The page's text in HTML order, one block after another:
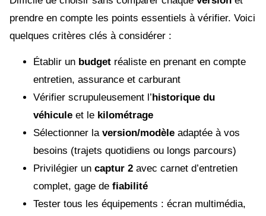
prendre en compte les points essentiels à vérifier. Voici
quelques critères clés à considérer :
Établir un budget réaliste en prenant en compte
entretien, assurance et carburant
Vérifier scrupuleusement l’historique du
véhicule et le kilométrage
Sélectionner la version/modèle adaptée à vos
besoins (trajets quotidiens ou longs parcours)
Privilégier un captur 2 avec carnet d’entretien
complet, gage de fiabilité
Tester tous les équipements : écran multimédia,